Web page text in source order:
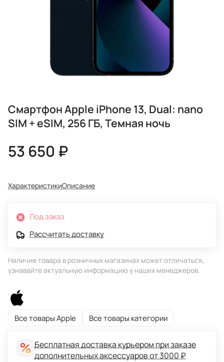
Смартфон Apple iPhone 13, Dual: nano
SIM + eSIM, 256 ГБ, Темная ночь
53 650 ₽
ХарактеристикиОписание
Под заказ
Рассчитать доставку
Наличие товара в розничных магазинах может отличаться,
узнавайте актуальную информацию у наших менеджеров.
Все товары Apple Все товары категории
Бесплатная доставка курьером при заказе
дополнительных аксессуаров от 3000 ₽